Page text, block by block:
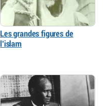
Les grandes figures de
l’islam